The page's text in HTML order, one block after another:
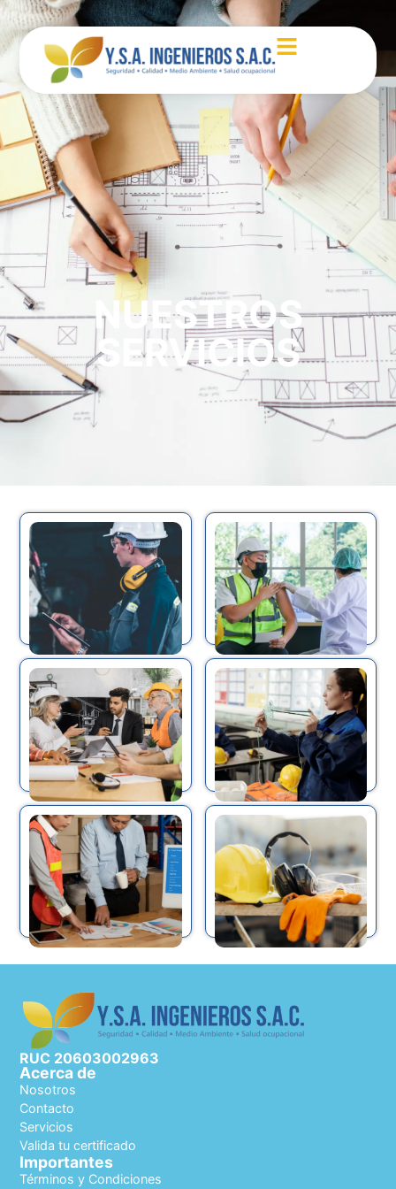
NUESTROS
SERVICIOS
RUC 20603002963
Acerca de
Nosotros
Contacto
Servicios
Valida tu certificado
Importantes
Términos y Condiciones